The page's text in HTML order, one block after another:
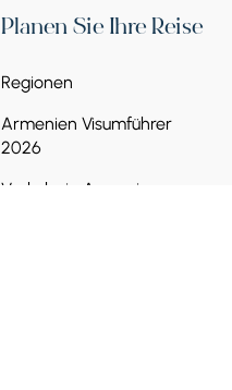
Planen Sie Ihre Reise
Regionen
Armenien Visumführer
2026
Verkehr in Armenien